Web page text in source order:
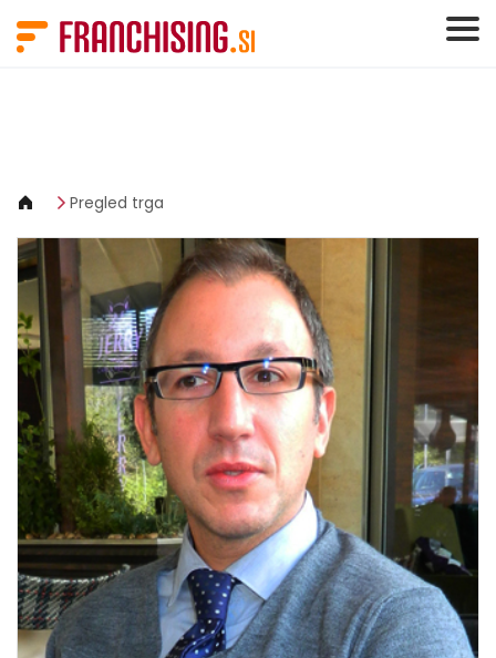
Pregled trga